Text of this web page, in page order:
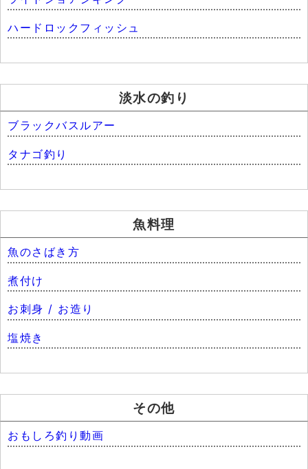
ハードロックフィッシュ
淡水の釣り
ブラックバスルアー
タナゴ釣り
魚料理
魚のさばき方
煮付け
お刺身 / お造り
塩焼き
その他
おもしろ釣り動画